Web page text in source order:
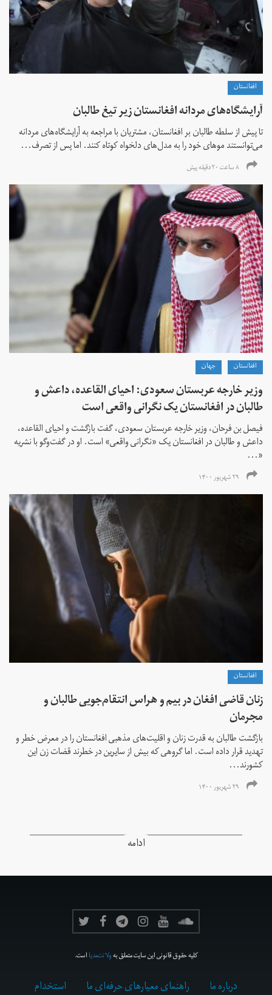
افغانستان
آرایشگاه‌های مردانه افغانستان زیر تیغ طالبان
تا پیش از سلطه طالبان بر افغانستان، مشتریان با مراجعه به آرایشگاه‌های مردانه
می‌توانستند موهای خود را به مدل‌های دلخواه کوتاه کنند. اما پس از تصرف...
۸ ساعت ۲۰ دقیقه پیش
افغانستان جهان
وزیر خارجه عربستان سعودی: احیای القاعده،‌ داعش و
طالبان در افغانستان یک نگرانی واقعی است
فیصل بن فرحان، ‌وزیر خارجه عربستان سعودی، گفت بازگشت و احیای القاعده،‌
داعش و طالبان در افغانستان یک «نگرانی واقعی» است. او در گفت‌وگو با نشریه
«...
۲۹ شهریور ۱۴۰۰
افغانستان
زنان قاضی افغان در بیم و هراس انتقام‌جویی طالبان و
مجرمان
بازگشت طالبان به قدرت زنان و اقلیت‌های مذهبی افغانستان را در معرض خطر و
تهدید قرار داده است. اما گروهی که بیش از سایرین در خطرند قضات زن این
کشورند...
۲۹ شهریور ۱۴۰۰
ادامه
کلیه حقوق قانونی این سایت متعلق بهولانت‌مدیااست.
درباره ما راهنمای معیارهای حرفه‌ای ما استخدام